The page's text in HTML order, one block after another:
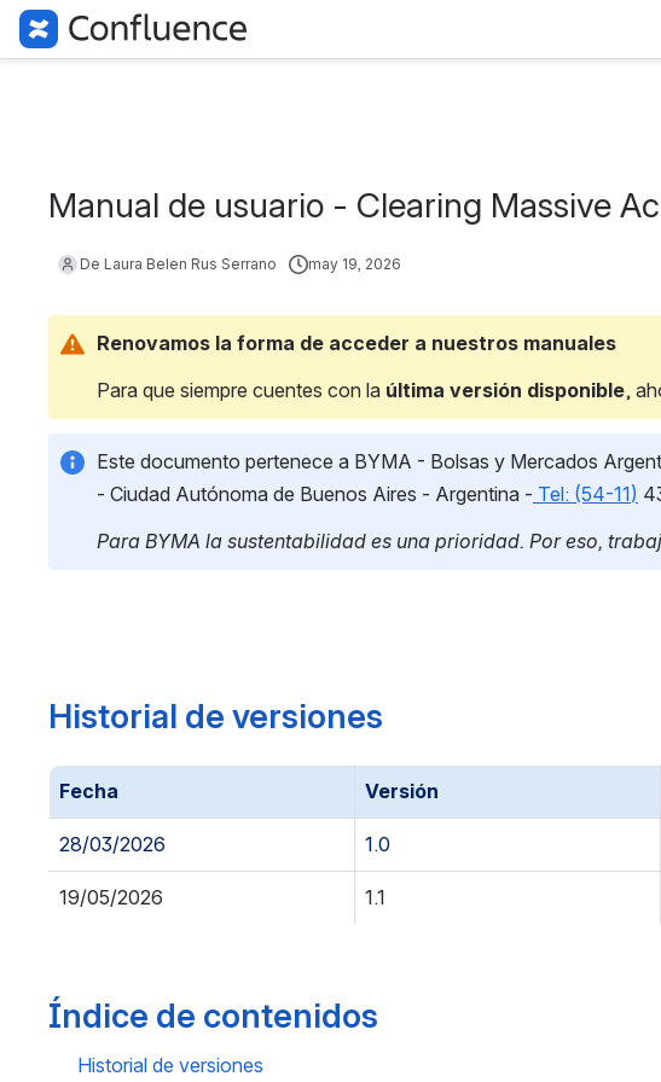
Manual de usuario - Clearing Massive
De Laura Belen Rus Serrano may 19, 2026
Renovamos la forma de acceder a nuestros manuales
Para que siempre cuentes con la última versión disponible,
Este documento pertenece a BYMA - Bolsas y Mercados
- Ciudad Autónoma de Buenos Aires - Argentina - Tel: (54-11)
Para BYMA la sustentabilidad es una prioridad. Por eso,
Historial de versiones
Fecha Versión
28/03/2026 1.0
19/05/2026 1.1
Índice de contenidos
Historial de versiones